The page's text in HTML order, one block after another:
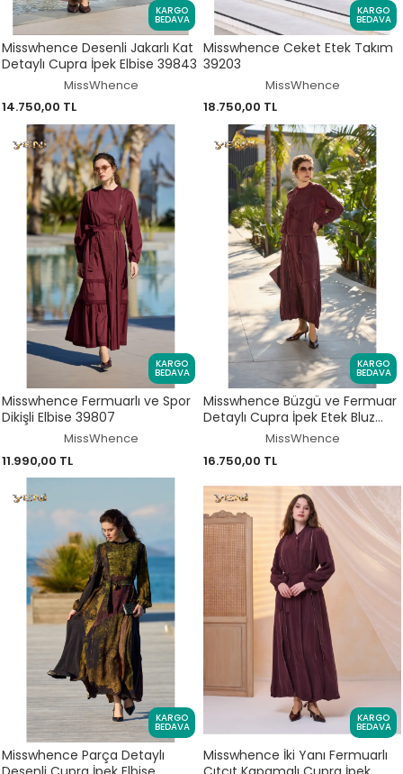
KARGO
BEDAVA
Misswhence Desenli Jakarlı Kat
Detaylı Cupra İpek Elbise 39843
MissWhence
14.750,00 TL
KARGO
BEDAVA
Misswhence Ceket Etek Takım
39203
MissWhence
18.750,00 TL
KARGO
BEDAVA
Misswhence Fermuarlı ve Spor
Dikişli Elbise 39807
MissWhence
11.990,00 TL
KARGO
BEDAVA
Misswhence Büzgü ve Fermuar
Detaylı Cupra İpek Etek Bluz
Takım 39020MissWhence
16.750,00 TL
KARGO
BEDAVA
Misswhence Parça Detaylı
KARGO
BEDAVA
Misswhence İki Yanı Fermuarlı